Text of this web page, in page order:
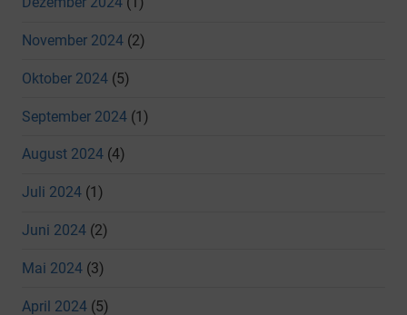
November 2024 (2)
Oktober 2024 (5)
September 2024 (1)
August 2024 (4)
Juli 2024 (1)
Juni 2024 (2)
Mai 2024 (3)
April 2024 (5)